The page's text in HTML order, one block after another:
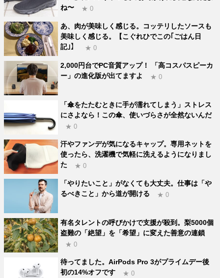
ね〜
★ 0
あ、肉が美味しく感じる。コッテリしたソースも
美味しく感じる。【こぐれひでこの｢ごはん日
記｣】
★ 0
2,000円台でPC音質アップ！ 「高コスパスピーカ
ー」の進化版が出てますよ
★ 0
「傘をたたむときに手が濡れてしまう」ストレス
にさよなら！この傘、使いづらさが全然ないんだ
★ 0
汗やファンデが気になるキャップ。専用ネットを
使ったら、洗濯機で気軽に洗えるようになりまし
た
★ 0
「やりたいこと」がなくても大丈夫。仕事は「や
るべきこと」から道が開ける
★ 0
有名タレントの呼びかけで支援が殺到。梨5000個
盗難の「絶望」を「希望」に変えた善意の連鎖
★ 0
待ってました。AirPods Pro 3がプライムデー後
初の14%オフです
★ 0